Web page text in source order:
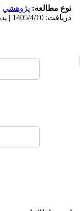
نوع مطالعه: پژوهشي
دریافت: 1405/4/10 | پذیرش: 1405/4/10 | انتشار: 1405/4/10